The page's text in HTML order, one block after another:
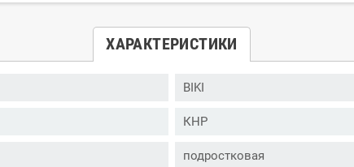
ХАРАКТЕРИСТИКИ
BIKI
КНР
подростковая